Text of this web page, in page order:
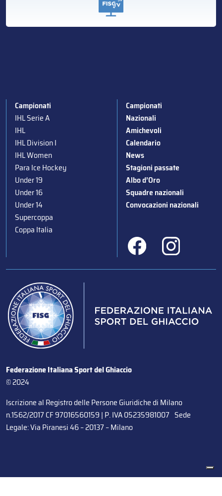
Campionati
IHL Serie A
IHL
IHL Division I
IHL Women
Para Ice Hockey
Under 19
Under 16
Under 14
Supercoppa
Coppa Italia
Campionati
Nazionali
Amichevoli
Calendario
News
Stagioni passate
Albo d’Oro
Squadre nazionali
Convocazioni nazionali
Federazione Italiana Sport del Ghiaccio
© 2024
Iscrizione al Registro delle Persone Giuridiche di Milano
n.1562/2017 CF 97016560159 | P. IVA 05235981007 Sede
Legale: Via Piranesi 46 – 20137 – Milano